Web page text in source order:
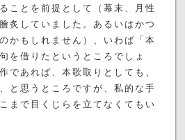
ことを前提として（幕末、月性
炙していました。あるいはかつ
かもしれません）、いわば「本
を借りたというところでしょ
であれば、本歌取りとしても、
と思うところですが、私的な手
まで目くじらを立てなくてもい